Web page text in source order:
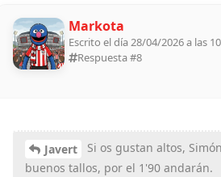
Markota
Escrito el día 28/04/2026 a las
Respuesta #8
Javert
Si os gustan altos,
buenos tallos, por el 1'90 andarán.